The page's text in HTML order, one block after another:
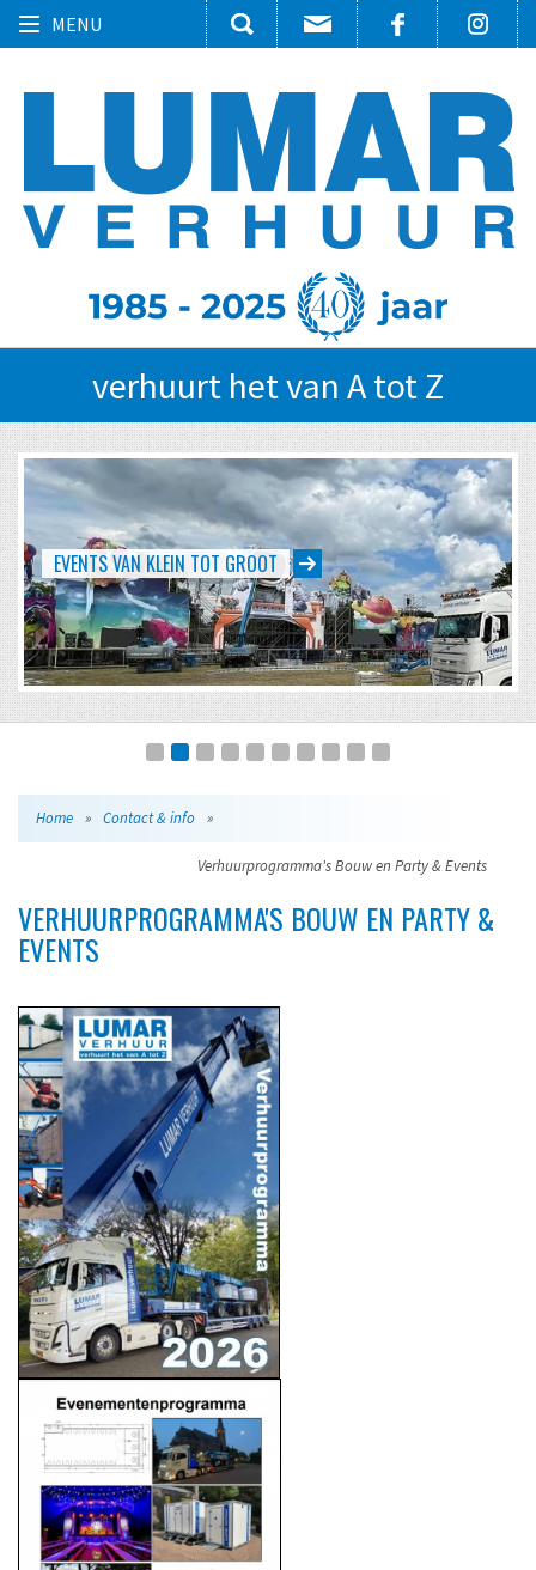
Toggle
MENU
verhuurt het van A tot Z
EVENTS VAN KLEIN TOT GROOT
Home » Contact & info »
Verhuurprogramma's Bouw en Party & Events
VERHUURPROGRAMMA'S BOUW EN PARTY &
EVENTS